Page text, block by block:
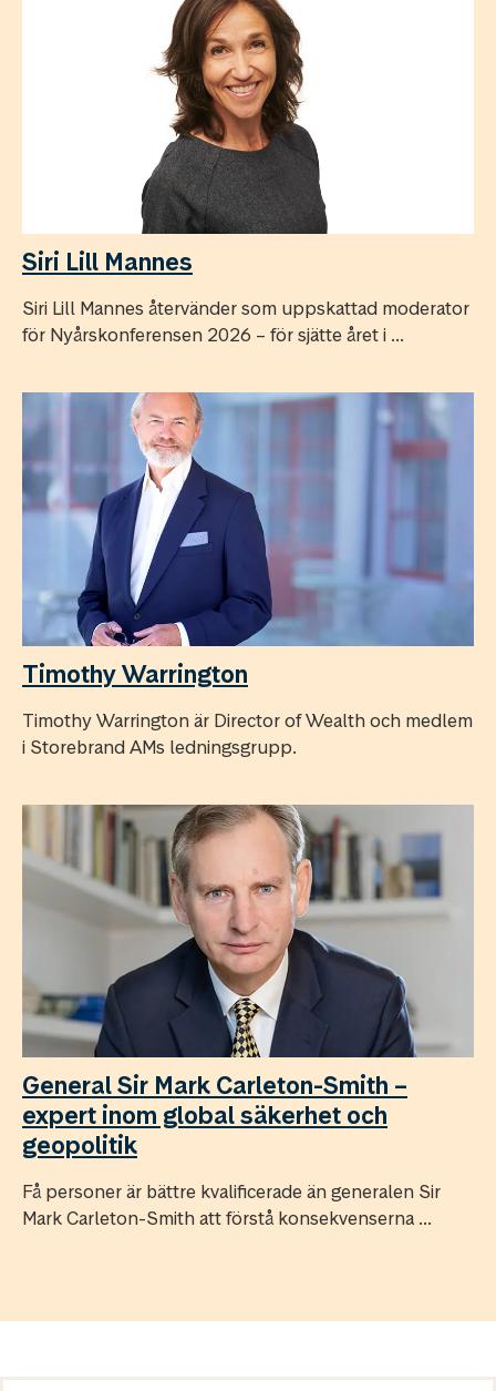
Siri Lill Mannes
Siri Lill Mannes återvänder som uppskattad moderator
för Nyårskonferensen 2026 – för sjätte året i ...
Timothy Warrington
Timothy Warrington är Director of Wealth och medlem
i Storebrand AMs ledningsgrupp.
General Sir Mark Carleton-Smith –
expert inom global säkerhet och
geopolitik
Få personer är bättre kvalificerade än generalen Sir
Mark Carleton-Smith att förstå konsekvenserna ...